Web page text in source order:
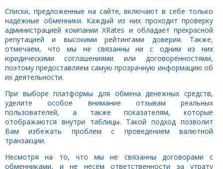
Списки, предложенные на сайте, включают в себе только
надёжные обменники. Каждый из них проходит проверку
администрацией компании XRates и обладает прекрасной
репутацией и высокими рейтингами доверия. Также,
отмечаем, что мы не связанны ни с одним из них
юридическими соглашениями или договорённостями,
поэтому предоставляем самую прозрачную информацию об
их деятельности.
При выборе платформы для обмена денежных средств,
уделите особое внимание отзывам реальных
пользователей, а также показателям, которые
отображаются внутри таблицы. Такой подход позволит
Вам избежать проблем с проведением валютной
транзакции.
Несмотря на то, что мы не связанны договорами с
обменниками, и не несём ответственности за утрату